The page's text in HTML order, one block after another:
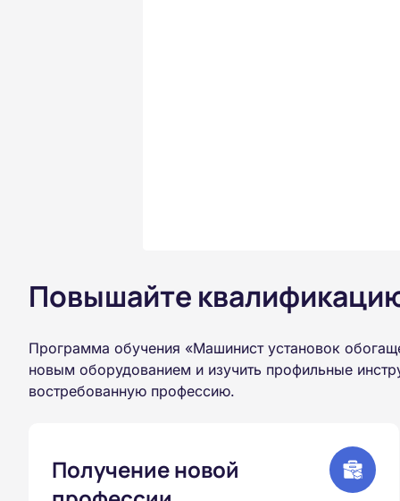
Повышайте
Программа обучения «Машинист установок
новым оборудованием и изучить профильные
востребованную профессию.
Получение новой